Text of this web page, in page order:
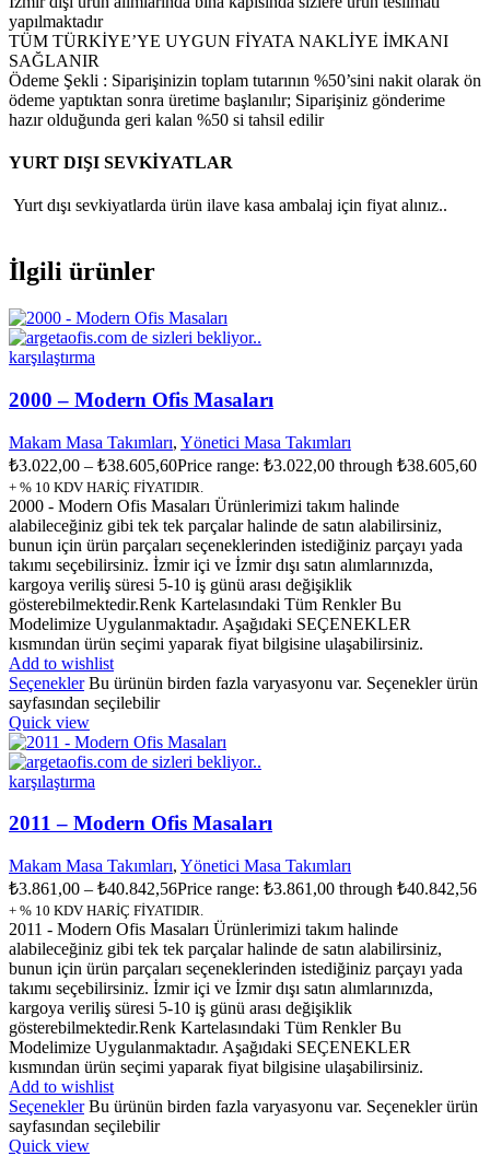
yapılmaktadır
TÜM TÜRKİYE’YE UYGUN FİYATA NAKLİYE İMKANI
SAĞLANIR
Ödeme Şekli : Siparişinizin toplam tutarının %50’sini nakit olarak ön
ödeme yaptıktan sonra üretime başlanılır; Siparişiniz gönderime
hazır olduğunda geri kalan %50 si tahsil edilir
YURT DIŞI SEVKİYATLAR
Yurt dışı sevkiyatlarda ürün ilave kasa ambalaj için fiyat alınız..
İlgili ürünler
karşılaştırma
2000 – Modern Ofis Masaları
Makam Masa Takımları, Yönetici Masa Takımları
₺3.022,00 – ₺38.605,60Price range: ₺3.022,00 through ₺38.605,60
+ % 10 KDV HARİÇ FİYATIDIR.
2000 - Modern Ofis Masaları Ürünlerimizi takım halinde
alabileceğiniz gibi tek tek parçalar halinde de satın alabilirsiniz,
bunun için ürün parçaları seçeneklerinden istediğiniz parçayı yada
takımı seçebilirsiniz. İzmir içi ve İzmir dışı satın alımlarınızda,
kargoya veriliş süresi 5-10 iş günü arası değişiklik
gösterebilmektedir.Renk Kartelasındaki Tüm Renkler Bu
Modelimize Uygulanmaktadır. Aşağıdaki SEÇENEKLER
kısmından ürün seçimi yaparak fiyat bilgisine ulaşabilirsiniz.
Add to wishlist
Seçenekler Bu ürünün birden fazla varyasyonu var. Seçenekler ürün
sayfasından seçilebilir
Quick view
karşılaştırma
2011 – Modern Ofis Masaları
Makam Masa Takımları, Yönetici Masa Takımları
₺3.861,00 – ₺40.842,56Price range: ₺3.861,00 through ₺40.842,56
+ % 10 KDV HARİÇ FİYATIDIR.
2011 - Modern Ofis Masaları Ürünlerimizi takım halinde
alabileceğiniz gibi tek tek parçalar halinde de satın alabilirsiniz,
bunun için ürün parçaları seçeneklerinden istediğiniz parçayı yada
takımı seçebilirsiniz. İzmir içi ve İzmir dışı satın alımlarınızda,
kargoya veriliş süresi 5-10 iş günü arası değişiklik
gösterebilmektedir.Renk Kartelasındaki Tüm Renkler Bu
Modelimize Uygulanmaktadır. Aşağıdaki SEÇENEKLER
kısmından ürün seçimi yaparak fiyat bilgisine ulaşabilirsiniz.
Add to wishlist
Seçenekler Bu ürünün birden fazla varyasyonu var. Seçenekler ürün
sayfasından seçilebilir
Quick view